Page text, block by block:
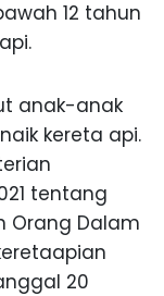
12 tahun
anak-anak
kereta api.
tentang
Orang Dalam
20